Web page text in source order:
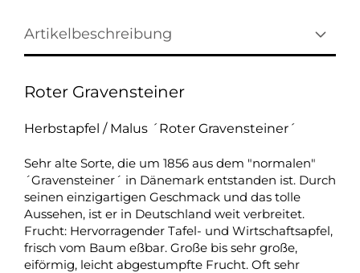
Artikelbeschreibung
Roter Gravensteiner
Herbstapfel / Malus ´Roter Gravensteiner´
Sehr alte Sorte, die um 1856 aus dem "normalen"
´Gravensteiner´ in Dänemark entstanden ist. Durch
seinen einzigartigen Geschmack und das tolle
Aussehen, ist er in Deutschland weit verbreitet.
Frucht: Hervorragender Tafel- und Wirtschaftsapfel,
frisch vom Baum eßbar. Große bis sehr große,
eiförmig, leicht abgestumpfte Frucht. Oft sehr